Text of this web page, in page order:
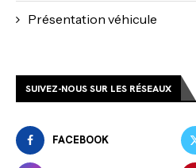
Présentation véhicule
SUIVEZ-NOUS SUR LES RÉSEAUX
FACEBOOK